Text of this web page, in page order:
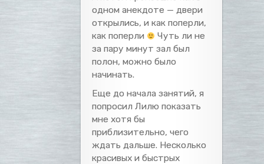
одном анекдоте — двери
открылись, и как поперли,
как поперли
Чуть ли не
за пару минут зал был
полон, можно было
начинать.
Еще до начала занятий, я
попросил Лилю показать
мне хотя бы
приблизительно, чего
ждать дальше. Несколько
красивых и быстрых